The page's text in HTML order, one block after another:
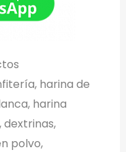
harina de
harina
polvo,